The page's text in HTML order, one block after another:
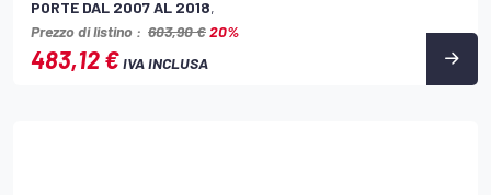
PORTE DAL 2007 AL 2018,
Prezzo di listino : 603,90 €20%
483,12 €IVA INCLUSA